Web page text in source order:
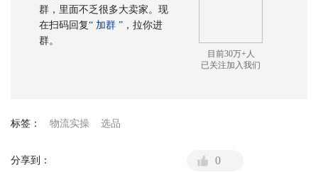
群，里面不乏很多大卖家。现
在扫码回复“ 加群 ” ，拉你进
群。
目前30万+人
已关注加入我们
标签： 物流实操 选品
分享到： 0